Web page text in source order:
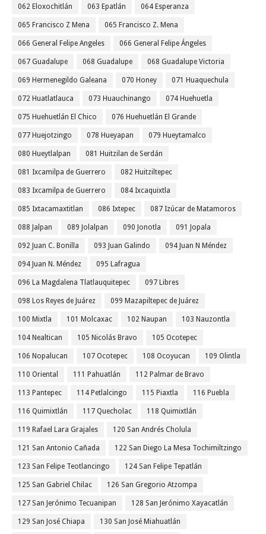
062 Eloxochitlán 063 Epatlán 064 Esperanza
065 Francisco Z Mena 065 Francisco Z. Mena
066 General Felipe Angeles 066 General Felipe Ángeles
067 Guadalupe 068 Guadalupe 068 Guadalupe Victoria
069 Hermenegildo Galeana 070 Honey 071 Huaquechula
072 Huatlatlauca 073 Huauchinango 074 Huehuetla
075 Huehuetlán El Chico 076 Huehuetlán El Grande
077 Huejotzingo 078 Hueyapan 079 Hueytamalco
080 Hueytlalpan 081 Huitzilan de Serdán
081 Ixcamilpa de Guerrero 082 Huitziltepec
083 Ixcamilpa de Guerrero 084 Ixcaquixtla
085 Ixtacamaxtitlan 086 Ixtepec 087 Izúcar de Matamoros
088 Jalpan 089 Jolalpan 090 Jonotla 091 Jopala
092 Juan C. Bonilla 093 Juan Galindo 094 Juan N Méndez
094 Juan N. Méndez 095 Lafragua
096 La Magdalena Tlatlauquitepec 097 Libres
098 Los Reyes de Juárez 099 Mazapiltepec de Juárez
100 Mixtla 101 Molcaxac 102 Naupan 103 Nauzontla
104 Nealtican 105 Nicolás Bravo 105 Ocotepec
106 Nopalucan 107 Ocotepec 108 Ocoyucan 109 Olintla
110 Oriental 111 Pahuatlán 112 Palmar de Bravo
113 Pantepec 114 Petlalcingo 115 Piaxtla 116 Puebla
116 Quimixtlán 117 Quecholac 118 Quimixtlán
119 Rafael Lara Grajales 120 San Andrés Cholula
121 San Antonio Cañada 122 San Diego La Mesa Tochimiltzingo
123 San Felipe Teotlancingo 124 San Felipe Tepatlán
125 San Gabriel Chilac 126 San Gregorio Atzompa
127 San Jerónimo Tecuanipan 128 San Jerónimo Xayacatlán
129 San José Chiapa 130 San José Miahuatlán